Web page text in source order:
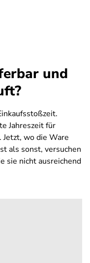
und
Jahreszeit für
wo die Ware
als sonst, versuchen
sie nicht ausreichend